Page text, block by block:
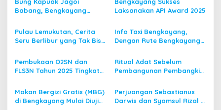
v
i
g
a
t
i
o
n
Babang, Bengkayang
Laksanakan API Award 2025
Pulau Lemukutan, Cerita
Seru Berlibur yang Tak Bisa
Info Taxi Bengkayang,
Dengan Rute Bengkayang
Pembukaan O2SN dan
FLS3N Tahun 2025 Tingkat
Bengkayang
Ritual Adat Sebelum
Pembangunan Pembangkit
(PLTMH)
Makan Bergizi Gratis (MBG)
di Bengkayang Mulai Diuji
Perjuangan Sebastianus
Darwis dan Syamsul Rizal 2